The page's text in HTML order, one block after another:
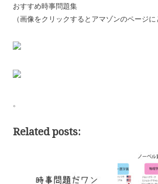
おすすめ時事問題集
（画像をクリックするとアマゾンのページに
。
Related posts: